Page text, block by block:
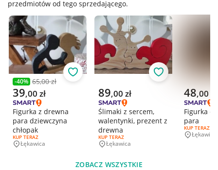
przedmiotów od tego sprzedającego.
Poprzednia cena
-40% 65,00 zł
Aktualna cena
39,00 zł
Figurka z drewna
para dziewczyna
chłopak
RODZAJ OFERTY:
KUP TERAZ
Miejscowość
Łękawica
Obserwuj
Aktualna cena
89,00 zł
Ślimaki z sercem,
walentynki, prezent z
drewna
RODZAJ OFERTY:
KUP TERAZ
Miejscowość
Łękawica
Obserwuj
Aktualna
48,00
Figurka
para
RODZAJ
KUP TERAZ
Łękawica
ZOBACZ WSZYSTKIE